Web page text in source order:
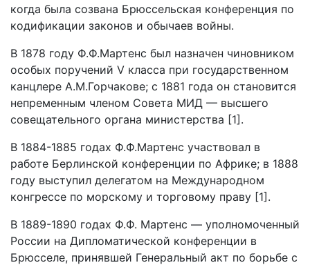
когда была созвана Брюссельская конференция по
кодификации законов и обычаев войны.
В 1878 году Ф.Ф.Мартенс был назначен чиновником
особых поручений V класса при государственном
канцлере А.М.Горчакове; с 1881 года он становится
непременным членом Совета МИД — высшего
совещательного органа министерства [1].
В 1884-1885 годах Ф.Ф.Мартенс участвовал в
работе Берлинской конференции по Африке; в 1888
году выступил делегатом на Международном
конгрессе по морскому и торговому праву [1].
В 1889-1890 годах Ф.Ф. Мартенс — уполномоченный
России на Дипломатической конференции в
Брюсселе, принявшей Генеральный акт по борьбе с